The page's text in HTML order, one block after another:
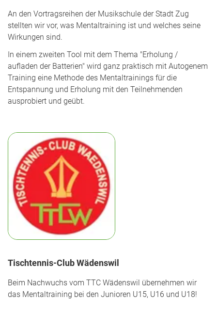
An den Vortragsreihen der Musikschule der Stadt Zug
stellten wir vor, was Mentaltraining ist und welches seine
Wirkungen sind.
In einem zweiten Tool mit dem Thema "Erholung /
aufladen der Batterien" wird ganz praktisch mit Autogenem
Training eine Methode des Mentaltrainings für die
Entspannung und Erholung mit den Teilnehmenden
ausprobiert und geübt.
Tischtennis-Club Wädenswil
Beim Nachwuchs vom TTC Wädenswil übernehmen wir
das Mentaltraining bei den Junioren U15, U16 und U18!